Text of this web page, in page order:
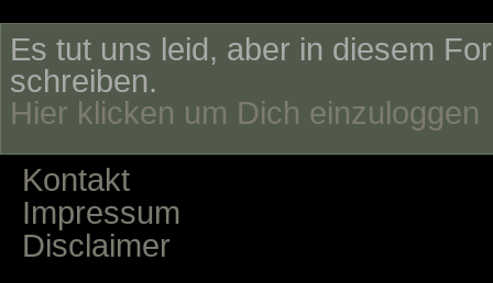
Es tut uns leid, aber in diesem
schreiben.
Hier klicken um Dich einzuloggen
Kontakt
Impressum
Disclaimer